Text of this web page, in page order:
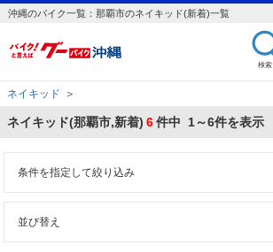
沖縄のバイク一覧：那覇市のネイキッド(新着)一覧
検索
ネイキッド ＞
ネイキッド(那覇市,新着) 6件中 1～6件を表示
条件を指定して絞り込み
並び替え